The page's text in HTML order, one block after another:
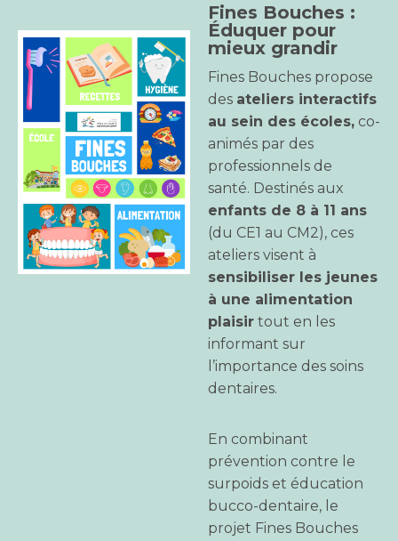
Fines Bouches :
Éduquer pour
mieux grandir
Fines Bouches propose
des ateliers interactifs
au sein des écoles, co-
animés par des
professionnels de
santé. Destinés aux
enfants de 8 à 11 ans
(du CE1 au CM2), ces
ateliers visent à
sensibiliser les jeunes
à une alimentation
plaisir tout en les
informant sur
l’importance des soins
dentaires.
En combinant
prévention contre le
surpoids et éducation
bucco-dentaire, le
projet Fines Bouches